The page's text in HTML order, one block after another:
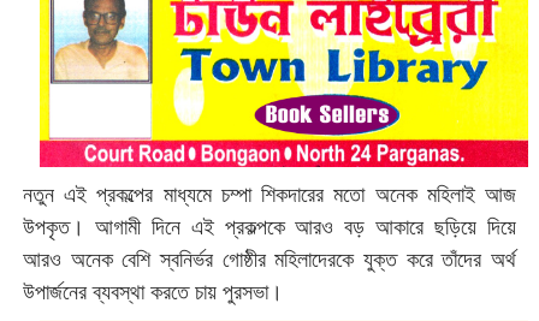
নতুন এই প্রকল্পের মাধ্যমে চম্পা শিকদারের মতো অনেক মহিলাই আজ
উপকৃত। আগামী দিনে এই প্রকল্পকে আরও বড় আকারে ছড়িয়ে দিয়ে
আরও অনেক বেশি স্বনির্ভর গোষ্ঠীর মহিলাদেরকে যুক্ত করে তাঁদের অর্থ
উপার্জনের ব্যবস্থা করতে চায় পুরসভা।